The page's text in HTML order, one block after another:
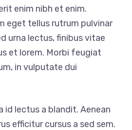
enim nibh et enim.
eget tellus rutrum pulvinar
urna lectus, finibus vitae
et lorem. Morbi feugiat
in vulputate dui
id lectus a blandit. Aenean
efficitur cursus a sed sem.